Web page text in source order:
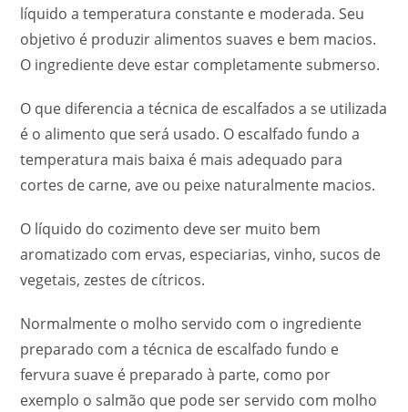
líquido a temperatura constante e moderada. Seu
objetivo é produzir alimentos suaves e bem macios.
O ingrediente deve estar completamente submerso.
O que diferencia a técnica de escalfados a se utilizada
é o alimento que será usado. O escalfado fundo a
temperatura mais baixa é mais adequado para
cortes de carne, ave ou peixe naturalmente macios.
O líquido do cozimento deve ser muito bem
aromatizado com ervas, especiarias, vinho, sucos de
vegetais, zestes de cítricos.
Normalmente o molho servido com o ingrediente
preparado com a técnica de escalfado fundo e
fervura suave é preparado à parte, como por
exemplo o salmão que pode ser servido com molho